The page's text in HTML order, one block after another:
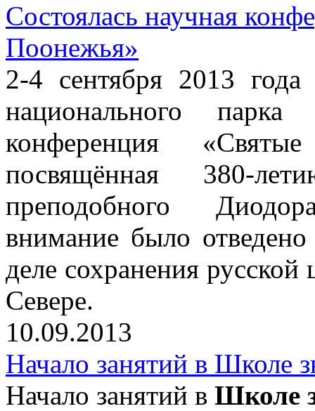
Состоялась научная
Поонежья»
2-4 сентября 2013 года
национального
конференция
посвящённая 380-
преподобного
внимание было отведено
деле сохранения
Севере.
10.09.2013
Начало занятий в Школе
Начало занятий в Школе